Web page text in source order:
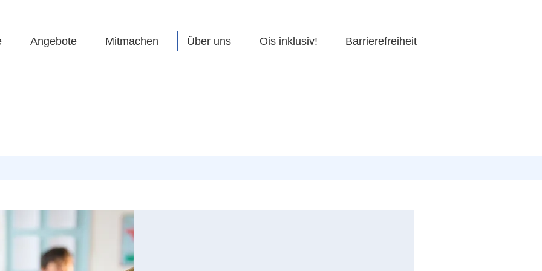
Angebote Mitmachen Über uns Ois inklusiv! Barrierefreiheit